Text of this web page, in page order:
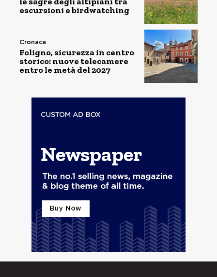
escursioni e birdwatching
Cronaca
Foligno, sicurezza in centro
storico: nuove telecamere
entro le metà del 2027